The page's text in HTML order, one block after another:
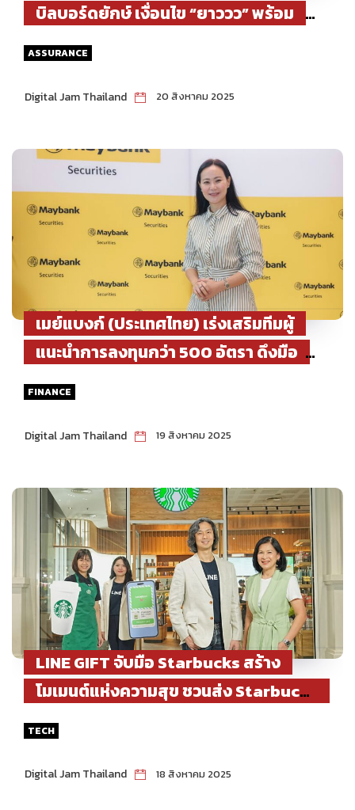
บิลบอร์ดยักษ์ เงื่อนไข “ยาววว” พร้อม
เครนยกกลางกรุง จุดกระแส #ตรงไปตรง
ASSURANCE
Digital Jam Thailand 20 สิงหาคม 2025
เมย์แบงก์ (ประเทศไทย) เร่งเสริมทีมผู้
แนะนำการลงทุนกว่า 500 อัตรา ดึงมือ
โปรการลงทุนระดับท็อปพร้อมขยายพอร์ต
FINANCE
Digital Jam Thailand 19 สิงหาคม 2025
LINE GIFT จับมือ Starbucks สร้าง
โมเมนต์แห่งความสุข ชวนส่ง Starbucks
eGift แทนใจ พร้อมรับของที่ระลึกสุด
TECH
Digital Jam Thailand 18 สิงหาคม 2025